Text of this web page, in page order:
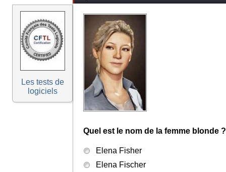
Les tests de
logiciels
Quel est le nom de la femme blonde ?
Elena Fisher
Elena Fischer